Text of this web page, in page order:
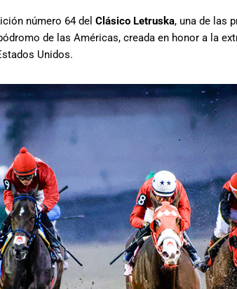
número 64 del Clásico Letruska, una de las
de las Américas, creada en honor a la
Unidos.